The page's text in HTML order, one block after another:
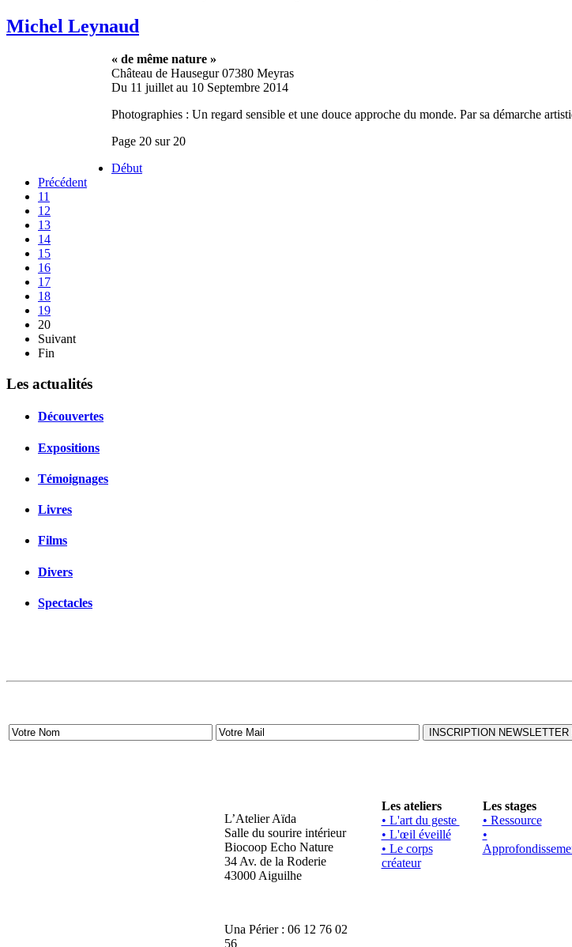
Michel Leynaud
« de même nature »
Château de Hausegur 07380 Meyras
Du 11 juillet au 10 Septembre 2014
Photographies : Un regard sensible et une douce approche du monde. Par sa démarche
Page 20 sur 20
Début
Précédent
11
12
13
14
15
16
17
18
19
20
Suivant
Fin
Les actualités
Découvertes
Expositions
Témoignages
Livres
Films
Divers
Spectacles
L’Atelier Aïda
Salle du sourire intérieur
Biocoop Echo Nature
34 Av. de la Roderie
43000 Aiguilhe
Una Périer : 06 12 76 02
56
Les ateliers
• L'art du geste
• L'œil éveillé
• Le corps
créateur
Les stages
• Ressource
•